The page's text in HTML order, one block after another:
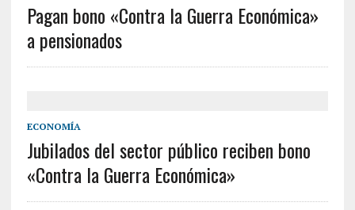
Pagan bono «Contra la Guerra Económica»
a pensionados
ECONOMÍA
Jubilados del sector público reciben bono
«Contra la Guerra Económica»